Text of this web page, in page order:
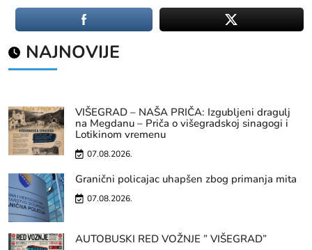
NAJNOVIJE
VIŠEGRAD – NAŠA PRIČA: Izgubljeni dragulj
na Megdanu – Priča o višegradskoj sinagogi i
Lotikinom vremenu
07.08.2026.
Granični policajac uhapšen zbog primanja mita
07.08.2026.
AUTOBUSKI RED VOŽNJE ” VIŠEGRAD”